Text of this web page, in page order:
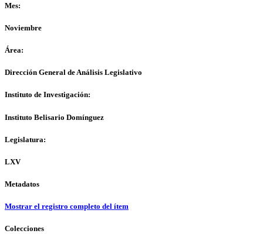
Mes:
Noviembre
Área:
Dirección General de Análisis Legislativo
Instituto de Investigación:
Instituto Belisario Domínguez
Legislatura:
LXV
Metadatos
Mostrar el registro completo del ítem
Colecciones